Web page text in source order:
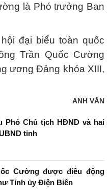
là Phó trưởng Ban
đại biểu toàn quốc
Trần Quốc Cường
ương Đảng khóa XIII,
ANH VĂN
Phó Chủ tịch HĐND và hai
tỉnh
Cường được điều động
Tỉnh ủy Điện Biên